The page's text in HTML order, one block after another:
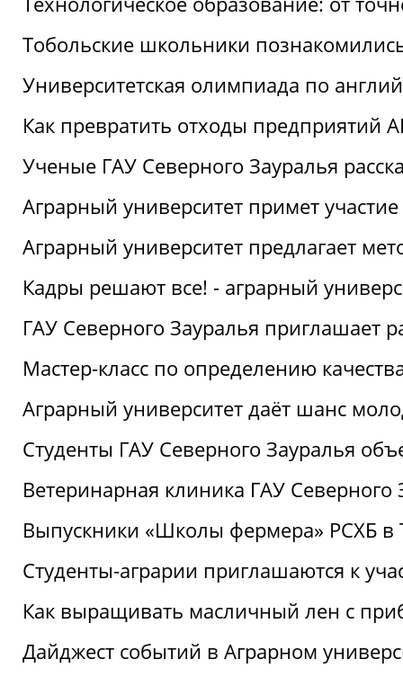
Тобольские школьники
Университетская олимпиада по
Как превратить отходы предприятий
Ученые ГАУ Северного Зауралья
Аграрный университет примет
Аграрный университет предлагает
Кадры решают все! - аграрный
ГАУ Северного Зауралья приглашает
Мастер-класс по определению
Аграрный университет даёт шанс
Студенты ГАУ Северного Зауралья
Ветеринарная клиника ГАУ Северного
Выпускники «Школы фермера» РСХБ
Студенты-аграрии приглашаются к
Как выращивать масличный лен с
Дайджест событий в Аграрном